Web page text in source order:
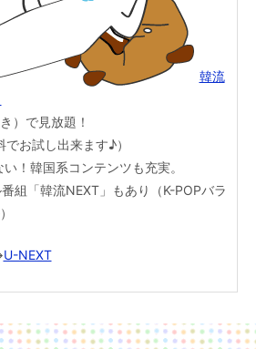
韓流
）で見放題！
でお試し出来ます♪）
！韓国系コンテンツも充実。
組「韓流NEXT」もあり（K-POPバラ
U-NEXT